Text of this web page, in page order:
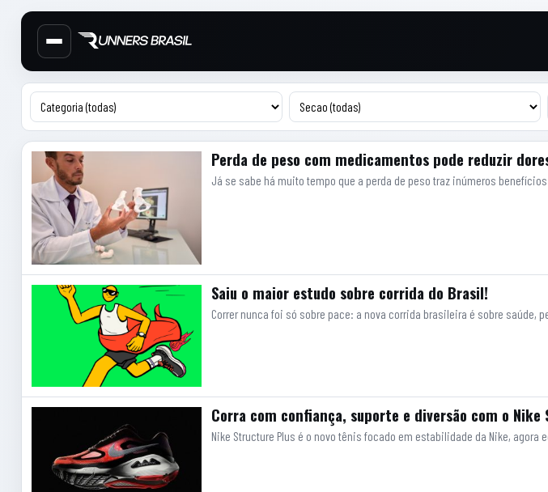
Cabecalho do site
Menu lateral de secoes
Conteudo principal
Artigos Perda de peso com medicamentos pode reduzir
Já se sabe há muito tempo que a perda de peso traz inúmeros
Saiu o maior estudo sobre corrida do Brasil!
Correr nunca foi só sobre pace: a nova corrida brasileira é sobre saúde,
Corra com confiança, suporte e diversão com o
Nike Structure Plus é o novo tênis focado em estabilidade da Nike,